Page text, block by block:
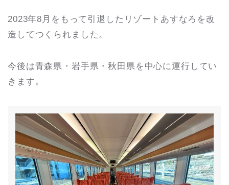
2023年8月をもって引退したリゾートあすなろを改
造してつくられました。
今後は青森県・岩手県・秋田県を中心に運行してい
きます。